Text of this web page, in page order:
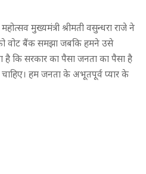
मुख्यमंत्री श्रीमती वसुन्धरा राजे ने
वोट बैंक समझा जबकि हमने उसे
है कि सरकार का पैसा जनता का पैसा है
हम जनता के अभूतपूर्व प्यार के